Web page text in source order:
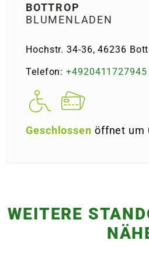
BOTTROP
BLUMENLADEN
Hochstr. 34-36, 46236
Telefon:+4920411727945
Geschlossen öffnet um
WEITERE